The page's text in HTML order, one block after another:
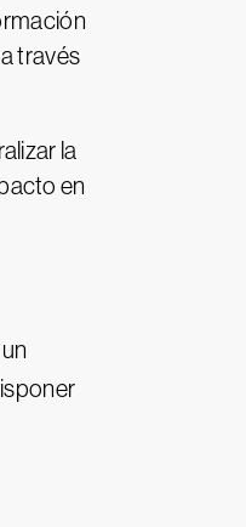
través
la
en